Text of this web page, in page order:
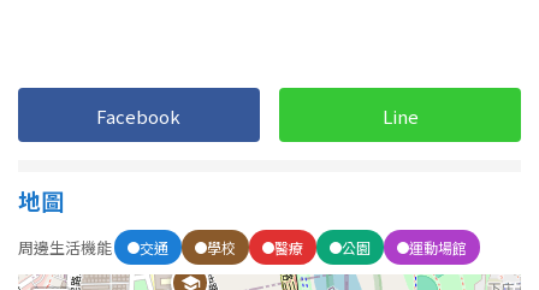
屏東縣
台東縣
金門連江
樓層
1樓 2樓
Facebook Line
地圖
周邊生活機能 交通 學校 醫療 公園 運動場館